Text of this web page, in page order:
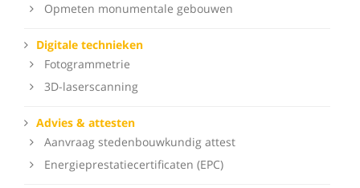
Opmeten monumentale gebouwen
Digitale technieken
Fotogrammetrie
3D-laserscanning
Advies & attesten
Aanvraag stedenbouwkundig attest
Energieprestatiecertificaten (EPC)